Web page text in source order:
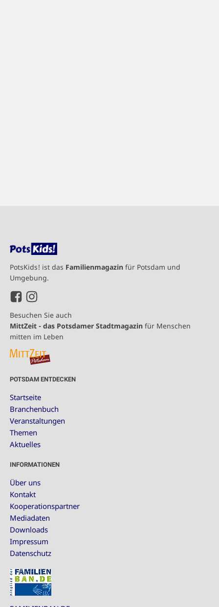
PotsKids! ist das Familienmagazin für Potsdam und
Umgebung.
Besuchen Sie auch
MittZeit - das Potsdamer Stadtmagazin für Menschen
mitten im Leben
POTSDAM ENTDECKEN
Startseite
Branchenbuch
Veranstaltungen
Themen
Aktuelles
INFORMATIONEN
Über uns
Kontakt
Kooperationspartner
Mediadaten
Downloads
Impressum
Datenschutz